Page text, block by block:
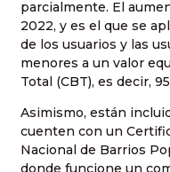
parcialmente. El
2022, y es el que se
de los usuarios y las
menores a un valor
Total (CBT), es decir,
Asimismo, están
cuenten con un
Nacional de Barrios
donde funcione un